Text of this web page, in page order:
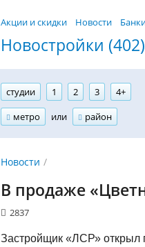
Акции и скидки Новости
Новостройки (402)
студии 1 2 3
4+
метро
или район
Новости
В продаже
2837
Застройщик «ЛСР» открыл